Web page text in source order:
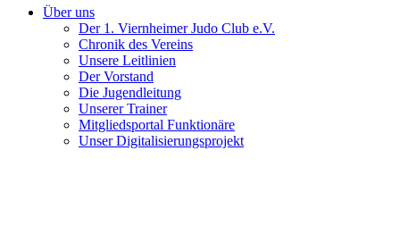
Über uns
Der 1. Viernheimer Judo Club e.V.
Chronik des Vereins
Unsere Leitlinien
Der Vorstand
Die Jugendleitung
Unserer Trainer
Mitgliedsportal Funktionäre
Unser Digitalisierungsprojekt